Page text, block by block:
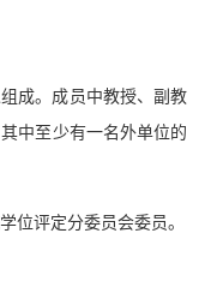
成。成员中教授、副教
中至少有一名外单位的
位评定分委员会委员。